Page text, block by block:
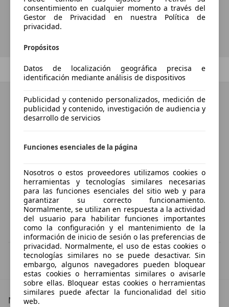
Guardar búsqueda
Anterior 1 1 Siguiente
IVA deducible
Esta información la proporciona el proveedor del certificado.
Más detalles
consentimiento en cualquier momento a través del
Gestor de Privacidad en nuestra Política de
privacidad.
Propósitos
Datos de localización geográfica precisa e
identificación mediante análisis de dispositivos
Publicidad y contenido personalizados, medición de
publicidad y contenido, investigación de audiencia y
desarrollo de servicios
Funciones esenciales de la página
Nosotros o estos proveedores utilizamos cookies o
herramientas y tecnologías similares necesarias
para las funciones esenciales del sitio web y para
garantizar su correcto funcionamiento.
Normalmente, se utilizan en respuesta a la actividad
del usuario para habilitar funciones importantes
como la configuración y el mantenimiento de la
información de inicio de sesión o las preferencias de
privacidad. Normalmente, el uso de estas cookies o
tecnologías similares no se puede desactivar. Sin
embargo, algunos navegadores pueden bloquear
estas cookies o herramientas similares o avisarle
sobre ellas. Bloquear estas cookies o herramientas
similares puede afectar la funcionalidad del sitio
web.